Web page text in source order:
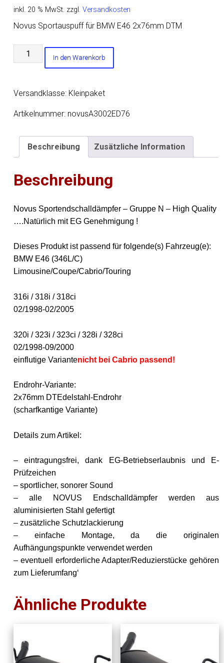
inkl. 20 % MwSt. zzgl.Versandkosten
Novus Sportauspuff für BMW E46 2x76mm DTM
Novus
Sportauspuff
BMW
2x76mm
Menge
In den Warenkorb
Versandklasse: Kleinpaket
Artikelnummer: novusA3002ED76
Beschreibung Zusätzliche Information
Beschreibung
Novus Sportendschalldämpfer – Gruppe N – High Quality
….Natürlich mit EG Genehmigung !
Dieses Produkt ist passend für folgende(s) Fahrzeug(e):
BMW E46 (346L/C)
Limousine/Coupe/Cabrio/Touring
316i / 318i / 318ci
02/1998-02/2005
320i / 323i / 323ci / 328i / 328ci
02/1998-09/2000
einflutige Variantenicht bei Cabrio passend!
Endrohr-Variante:
2x76mm DTEdelstahl-Endrohr
(scharfkantige Variante)
Details zum Artikel:
– eintragungsfrei, dank EG-Betriebserlaubnis und E-
Prüfzeichen
– sportlicher, sonorer Sound
– alle NOVUS Endschalldämpfer werden aus
aluminisierten Stahl gefertigt
– zusätzliche Schutzlackierung
– einfache Montage, da die originalen
Aufhängungspunkte verwendet werden
– eventuell erforderliche Adapter/Reduzierstücke gehören
zum Lieferumfang‘
Ähnliche Produkte